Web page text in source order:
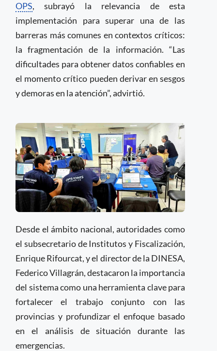
OPS, subrayó la relevancia de esta
implementación para superar una de las
barreras más comunes en contextos críticos:
la fragmentación de la información. “Las
dificultades para obtener datos confiables en
el momento crítico pueden derivar en sesgos
y demoras en la atención”, advirtió.
Desde el ámbito nacional, autoridades como
el subsecretario de Institutos y Fiscalización,
Enrique Rifourcat, y el director de la DINESA,
Federico Villagrán, destacaron la importancia
del sistema como una herramienta clave para
fortalecer el trabajo conjunto con las
provincias y profundizar el enfoque basado
en el análisis de situación durante las
emergencias.